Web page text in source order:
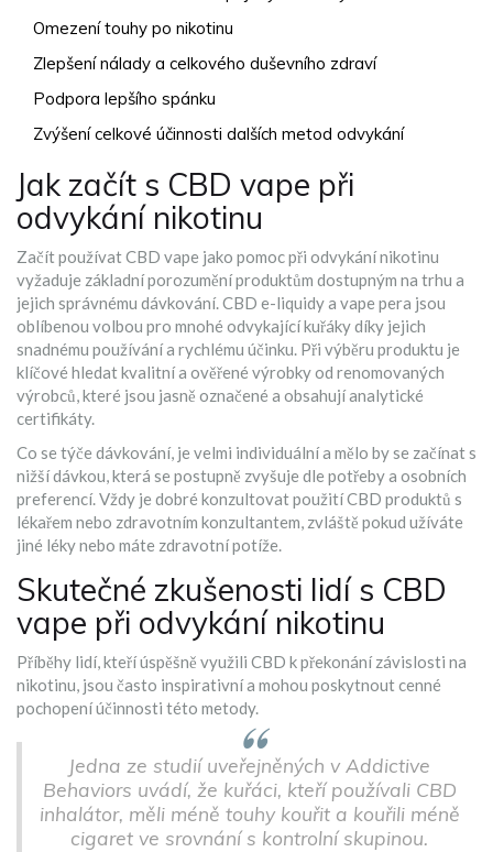
Omezení touhy po nikotinu
Zlepšení nálady a celkového duševního zdraví
Podpora lepšího spánku
Zvýšení celkové účinnosti dalších metod odvykání
Jak začít s CBD vape při
odvykání nikotinu
Začít používat CBD vape jako pomoc při odvykání nikotinu
vyžaduje základní porozumění produktům dostupným na trhu a
jejich správnému dávkování. CBD e-liquidy a vape pera jsou
oblíbenou volbou pro mnohé odvykající kuřáky díky jejich
snadnému používání a rychlému účinku. Při výběru produktu je
klíčové hledat kvalitní a ověřené výrobky od renomovaných
výrobců, které jsou jasně označené a obsahují analytické
certifikáty.
Co se týče dávkování, je velmi individuální a mělo by se začínat s
nižší dávkou, která se postupně zvyšuje dle potřeby a osobních
preferencí. Vždy je dobré konzultovat použití CBD produktů s
lékařem nebo zdravotním konzultantem, zvláště pokud užíváte
jiné léky nebo máte zdravotní potíže.
Skutečné zkušenosti lidí s CBD
vape při odvykání nikotinu
Příběhy lidí, kteří úspěšně využili CBD k překonání závislosti na
nikotinu, jsou často inspirativní a mohou poskytnout cenné
pochopení účinnosti této metody.
Jedna ze studií uveřejněných v Addictive
Behaviors uvádí, že kuřáci, kteří používali CBD
inhalátor, měli méně touhy kouřit a kouřili méně
cigaret ve srovnání s kontrolní skupinou.